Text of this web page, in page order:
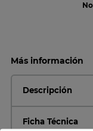
Más información
Descripción
Ficha Técnica